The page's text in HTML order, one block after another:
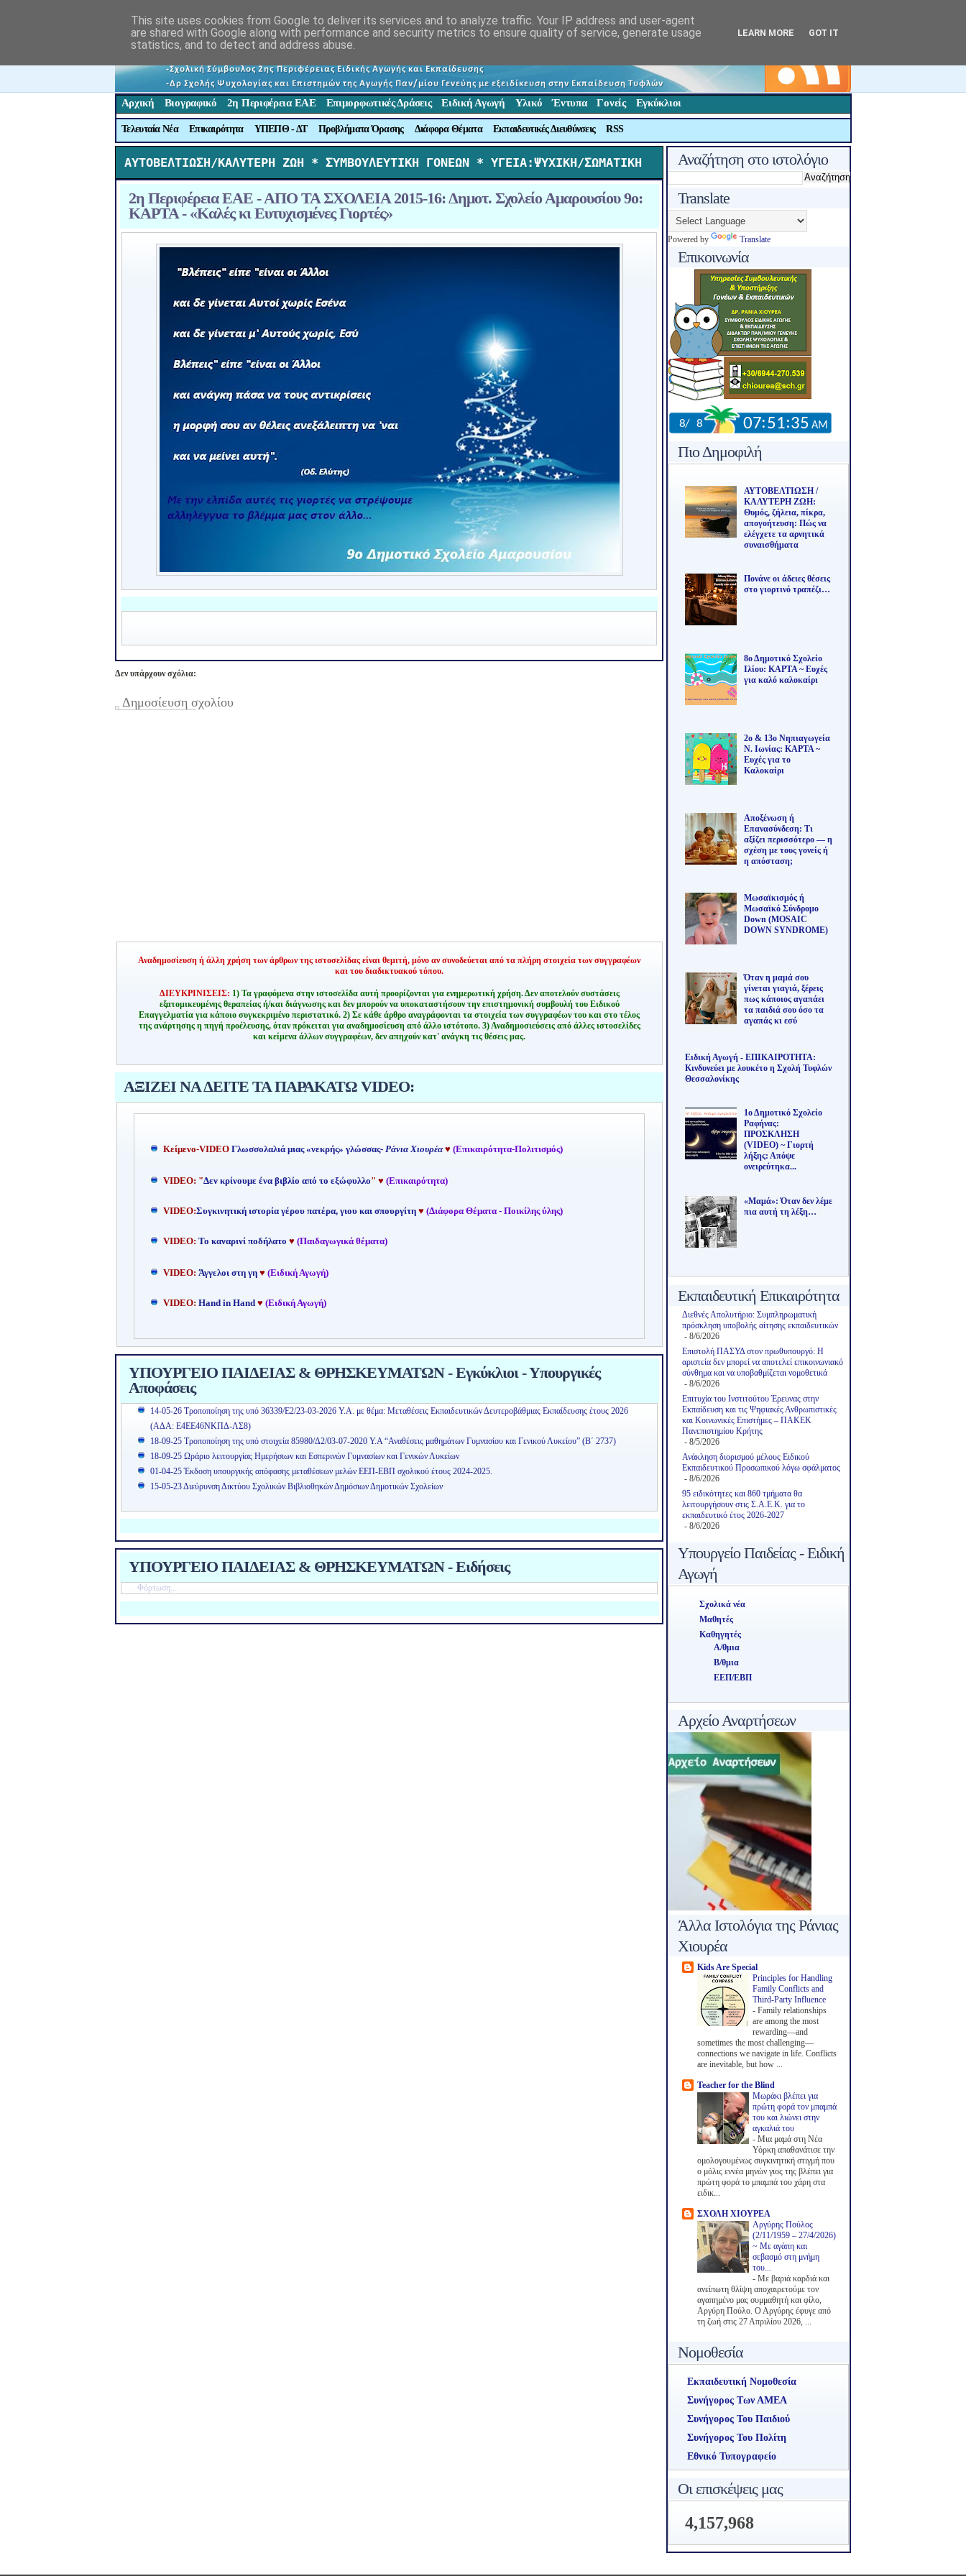
Αρχική Βιογραφικό 2η Περιφέρεια ΕΑΕ Επιμορφωτικές Δράσεις Ειδική Αγωγή Υλικό Έντυπα Γονείς Εγκύκλιοι
Τελευταία Νέα Επικαιρότητα ΥΠΕΠΘ - ΔΤ Προβλήματα Όρασης Διάφορα Θέματα Εκπαιδευτικές Διευθύνσεις RSS
ΑΥΤΟΒΕΛΤΙΩΣΗ/ΚΑΛΥΤΕΡΗ ΖΩΗ * ΣΥΜΒΟΥΛΕΥΤΙΚΗ ΓΟΝΕΩΝ * ΥΓΕΙΑ:ΨΥΧΙΚΗ/ΣΩΜΑΤΙΚΗ
2η Περιφέρεια ΕΑΕ - ΑΠΟ ΤΑ ΣΧΟΛΕΙΑ 2015-16: Δημοτ. Σχολείο Αμαρουσίου 9ο:
ΚΑΡΤΑ - «Καλές κι Ευτυχισμένες Γιορτές»
Δεν υπάρχουν σχόλια:
Δημοσίευση σχολίου
Αναδημοσίευση ή άλλη χρήση των άρθρων της ιστοσελίδας είναι θεμιτή, μόνο αν συνοδεύεται από τα πλήρη στοιχεία των συγγραφέων
και του διαδικτυακού τόπου.
ΔΙΕΥΚΡΙΝΙΣΕΙΣ: 1) Τα γραφόμενα στην ιστοσελίδα αυτή προορίζονται για ενημερωτική χρήση. Δεν αποτελούν συστάσεις
εξατομικευμένης θεραπείας ή/και διάγνωσης και δεν μπορούν να υποκαταστήσουν την επιστημονική συμβουλή του Ειδικού
Επαγγελματία για κάποιο συγκεκριμένο περιστατικό. 2) Σε κάθε άρθρο αναγράφονται τα στοιχεία των συγγραφέων του και στο τέλος
της ανάρτησης η πηγή προέλευσης, όταν πρόκειται για αναδημοσίευση από άλλο ιστότοπο. 3) Αναδημοσιεύσεις από άλλες ιστοσελίδες
και κείμενα άλλων συγγραφέων, δεν απηχούν κατ' ανάγκη τις θέσεις μας.
ΑΞΙΖΕΙ ΝΑ ΔΕΙΤΕ ΤΑ ΠΑΡΑΚΑΤΩ VIDEO:
Kείμενο-VIDEO Γλωσσολαλιά μιας «νεκρής» γλώσσας- Ράνια Χιουρέα ♥ (Επικαιρότητα-Πολιτισμός)
VIDEO: "Δεν κρίνουμε ένα βιβλίο από το εξώφυλλο" ♥ (Επικαιρότητα)
VIDEO:Συγκινητική ιστορία γέρου πατέρα, γιου και σπουργίτη ♥ (Διάφορα Θέματα - Ποικίλης ύλης)
VIDEO: Το καναρινί ποδήλατο ♥ (Παιδαγωγικά θέματα)
VIDEO: Άγγελοι στη γη ♥ (Ειδική Αγωγή)
VIDEO: Hand in Hand♥ (Ειδική Αγωγή)
ΥΠΟΥΡΓΕΙΟ ΠΑΙΔΕΙΑΣ & ΘΡΗΣΚΕΥΜΑΤΩΝ - Εγκύκλιοι - Υπουργικές
Αποφάσεις
14-05-26 Τροποποίηση της υπό 36339/Ε2/23-03-2026 Υ.Α. με θέμα: Μεταθέσεις Εκπαιδευτικών Δευτεροβάθμιας Εκπαίδευσης έτους 2026
(ΑΔΑ: Ε4ΕΕ46ΝΚΠΔ-ΛΣ8)
18-09-25 Τροποποίηση της υπό στοιχεία 85980/Δ2/03-07-2020 Υ.Α “Αναθέσεις μαθημάτων Γυμνασίου και Γενικού Λυκείου” (Β΄ 2737)
18-09-25 Ωράριο λειτουργίας Ημερήσιων και Εσπερινών Γυμνασίων και Γενικών Λυκείων
01-04-25 Έκδοση υπουργικής απόφασης μεταθέσεων μελών ΕΕΠ-ΕΒΠ σχολικού έτους 2024-2025.
15-05-23 Διεύρυνση Δικτύου Σχολικών Βιβλιοθηκών Δημόσιων Δημοτικών Σχολείων
ΥΠΟΥΡΓΕΙΟ ΠΑΙΔΕΙΑΣ & ΘΡΗΣΚΕΥΜΑΤΩΝ - Ειδήσεις
Φόρτωση...
Αναζήτηση στο ιστολόγιο
Translate
Powered by Translate
Επικοινωνία
Πιο Δημοφιλή
ΑΥΤΟΒΕΛΤΙΩΣΗ /
ΚΑΛΥΤΕΡΗ ΖΩΗ:
Θυμός, ζήλεια, πίκρα,
απογοήτευση: Πώς να
ελέγχετε τα αρνητικά
συναισθήματα
Πονάνε οι άδειες θέσεις
στο γιορτινό τραπέζι…
8ο Δημοτικό Σχολείο
Ιλίου: ΚΑΡΤΑ ~ Ευχές
για καλό καλοκαίρι
2ο & 13ο Νηπιαγωγεία
Ν. Ιωνίας: ΚΑΡΤΑ ~
Ευχές για το
Καλοκαίρι
Αποξένωση ή
Επανασύνδεση: Τι
αξίζει περισσότερο — η
σχέση με τους γονείς ή
η απόσταση;
Μωσαϊκισμός ή
Μωσαϊκό Σύνδρομο
Down (MOSAIC
DOWN SYNDROME)
Όταν η μαμά σου
γίνεται γιαγιά, ξέρεις
πως κάποιος αγαπάει
τα παιδιά σου όσο τα
αγαπάς κι εσύ
Ειδική Αγωγή - ΕΠΙΚΑΙΡΟΤΗΤΑ:
Κινδυνεύει με λουκέτο η Σχολή Τυφλών
Θεσσαλονίκης
1ο Δημοτικό Σχολείο
Ραφήνας:
ΠΡΟΣΚΛΗΣΗ
(VIDEO) ~ Γιορτή
λήξης: Απόψε
ονειρεύτηκα...
«Μαμά»: Όταν δεν λέμε
πια αυτή τη λέξη…
Εκπαιδευτική Επικαιρότητα
Διεθνές Απολυτήριο: Συμπληρωματική
πρόσκληση υποβολής αίτησης εκπαιδευτικών
- 8/6/2026
Επιστολή ΠΑΣΥΔ στον πρωθυπουργό: Η
αριστεία δεν μπορεί να αποτελεί επικοινωνιακό
σύνθημα και να υποβαθμίζεται νομοθετικά
- 8/6/2026
Επιτυχία του Ινστιτούτου Έρευνας στην
Εκπαίδευση και τις Ψηφιακές Ανθρωπιστικές
και Κοινωνικές Επιστήμες – ΠΑΚΕΚ
Πανεπιστημίου Κρήτης
- 8/5/2026
Ανάκληση διορισμού μέλους Ειδικού
Εκπαιδευτικού Προσωπικού λόγω σφάλματος
- 8/6/2026
95 ειδικότητες και 860 τμήματα θα
λειτουργήσουν στις Σ.Α.Ε.Κ. για το
εκπαιδευτικό έτος 2026-2027
- 8/6/2026
Υπουργείο Παιδείας - Ειδική
Αγωγή
Σχολικά νέα
Μαθητές
Καθηγητές
Α/θμια
Β/θμια
ΕΕΠ/ΕΒΠ
Αρχείο Αναρτήσεων
Άλλα Ιστολόγια της Ράνιας
Χιουρέα
Kids Are Special
Principles for Handling
Family Conflicts and
Third-Party Influence
- Family relationships
are among the most
rewarding—and
sometimes the most challenging—
connections we navigate in life. Conflicts
are inevitable, but how ...
Teacher for the Blind
Μωράκι βλέπει για
πρώτη φορά τον μπαμπά
του και λιώνει στην
αγκαλιά του
- Μια μαμά στη Νέα
Υόρκη απαθανάτισε την
ομολογουμένως συγκινητική στιγμή που
ο μόλις εννέα μηνών γιος της βλέπει για
πρώτη φορά το μπαμπά του χάρη στα
ειδικ...
ΣΧΟΛΗ ΧΙΟΥΡΕΑ
Αργύρης Πούλος
(2/11/1959 – 27/4/2026)
~ Με αγάπη και
σεβασμό στη μνήμη
του...
- Με βαριά καρδιά και
ανείπωτη θλίψη αποχαιρετούμε τον
αγαπημένο μας συμμαθητή και φίλο,
Αργύρη Πούλο. Ο Αργύρης έφυγε από
τη ζωή στις 27 Απριλίου 2026, ...
Νομοθεσία
Εκπαιδευτική Νομοθεσία
Συνήγορος Των ΑΜΕΑ
Συνήγορος Του Παιδιού
Συνήγορος Του Πολίτη
Εθνικό Τυπογραφείο
Οι επισκέψεις μας
4,157,968
This site uses cookies from Google to deliver its services and to analyze traffic. Your IP address and user-agent
are shared with Google along with performance and security metrics to ensure quality of service, generate usage
statistics, and to detect and address abuse.
LEARN MORE GOT IT